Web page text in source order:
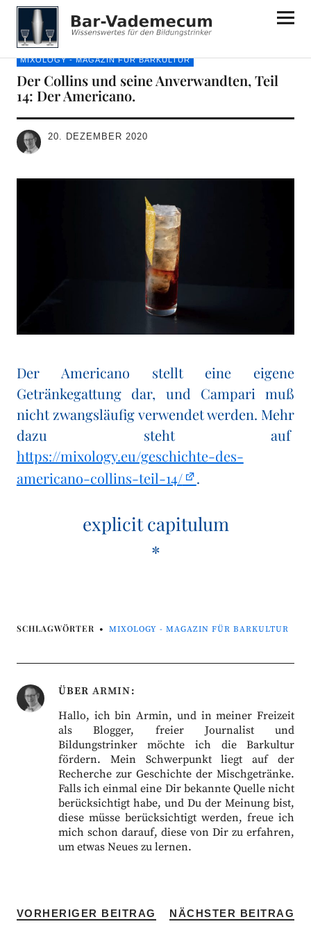
Bar-Vademecum
MIXOLOGY - MAGAZIN FÜR BARKULTUR
Der Collins und seine Anverwandten, Teil
14: Der Americano.
20. DEZEMBER 2020
Der Americano stellt eine eigene
Getränkegattung dar, und Campari muß
nicht zwangsläufig verwendet werden. Mehr
dazu steht auf
https://mixology.eu/geschichte-des-
americano-collins-teil-14/
.
explicit capitulum
*
SCHLAGWÖRTER MIXOLOGY - MAGAZIN FÜR BARKULTUR
ÜBER ARMIN
Hallo, ich bin Armin, und in meiner Freizeit
als Blogger, freier Journalist und
Bildungstrinker möchte ich die Barkultur
fördern. Mein Schwerpunkt liegt auf der
Recherche zur Geschichte der Mischgetränke.
Falls ich einmal eine Dir bekannte Quelle nicht
berücksichtigt habe, und Du der Meinung bist,
diese müsse berücksichtigt werden, freue ich
mich schon darauf, diese von Dir zu erfahren,
um etwas Neues zu lernen.
VORHERIGER BEITRAG NÄCHSTER BEITRAG